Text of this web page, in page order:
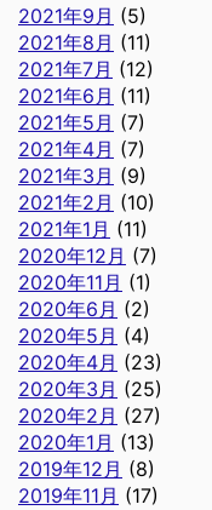
2021年9月 (5)
2021年8月 (11)
2021年7月 (12)
2021年6月 (11)
2021年5月 (7)
2021年4月 (7)
2021年3月 (9)
2021年2月 (10)
2021年1月 (11)
2020年12月 (7)
2020年11月 (1)
2020年6月 (2)
2020年5月 (4)
2020年4月 (23)
2020年3月 (25)
2020年2月 (27)
2020年1月 (13)
2019年12月 (8)
2019年11月 (17)